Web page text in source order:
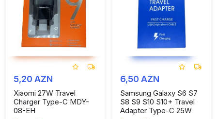
5,20 AZN
Xiaomi 27W Travel
Charger Type-C MDY-
08-EH
6,50 AZN
Samsung Galaxy S6 S7
S8 S9 S10 S10+ Travel
Adapter Type-C 25W